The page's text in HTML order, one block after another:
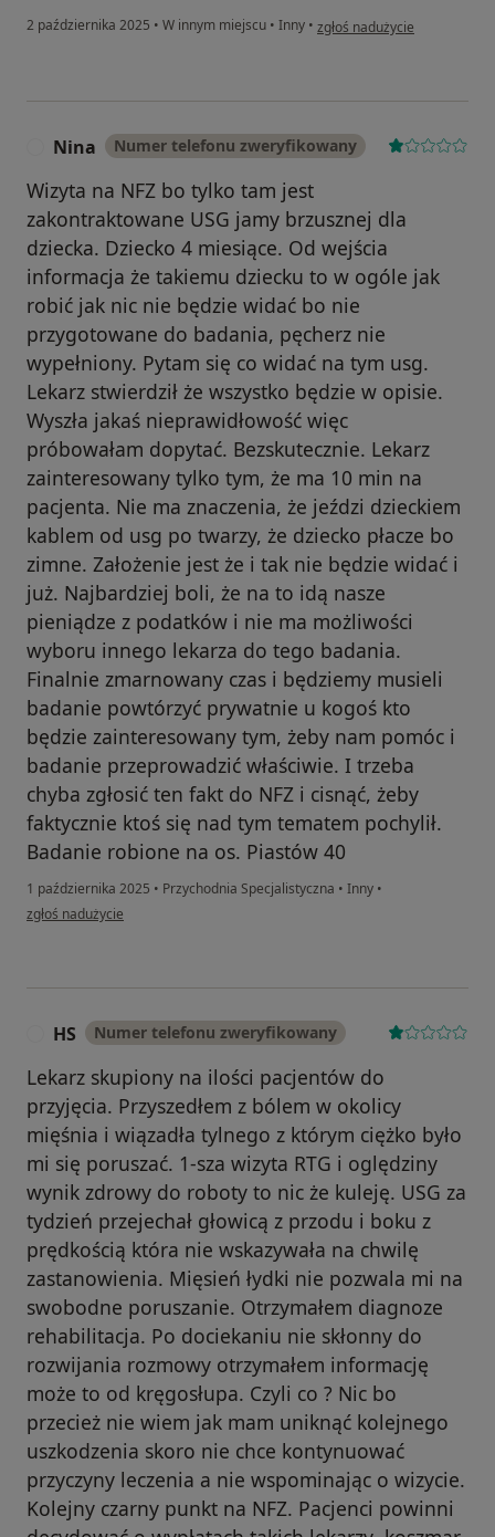
2 października 2025 • W innym miejscu • Inny • w opinii użytkownika Michał
zgłoś nadużycie
Nina Numer telefonu zweryfikowany
Wizyta na NFZ bo tylko tam jest
zakontraktowane USG jamy brzusznej dla
dziecka. Dziecko 4 miesiące. Od wejścia
informacja że takiemu dziecku to w ogóle jak
robić jak nic nie będzie widać bo nie
przygotowane do badania, pęcherz nie
wypełniony. Pytam się co widać na tym usg.
Lekarz stwierdził że wszystko będzie w opisie.
Wyszła jakaś nieprawidłowość więc
próbowałam dopytać. Bezskutecznie. Lekarz
zainteresowany tylko tym, że ma 10 min na
pacjenta. Nie ma znaczenia, że jeździ dzieckiem
kablem od usg po twarzy, że dziecko płacze bo
zimne. Założenie jest że i tak nie będzie widać i
już. Najbardziej boli, że na to idą nasze
pieniądze z podatków i nie ma możliwości
wyboru innego lekarza do tego badania.
Finalnie zmarnowany czas i będziemy musieli
badanie powtórzyć prywatnie u kogoś kto
będzie zainteresowany tym, żeby nam pomóc i
badanie przeprowadzić właściwie. I trzeba
chyba zgłosić ten fakt do NFZ i cisnąć, żeby
faktycznie ktoś się nad tym tematem pochylił.
Badanie robione na os. Piastów 40
1 października 2025 • Przychodnia Specjalistyczna • Inny •
w opinii użytkownika Nina
zgłoś nadużycie
HS Numer telefonu zweryfikowany
Lekarz skupiony na ilości pacjentów do
przyjęcia. Przyszedłem z bólem w okolicy
mięśnia i wiązadła tylnego z którym ciężko było
mi się poruszać. 1-sza wizyta RTG i oględziny
wynik zdrowy do roboty to nic że kuleję. USG za
tydzień przejechał głowicą z przodu i boku z
prędkością która nie wskazywała na chwilę
zastanowienia. Mięsień łydki nie pozwala mi na
swobodne poruszanie. Otrzymałem diagnoze
rehabilitacja. Po dociekaniu nie skłonny do
rozwijania rozmowy otrzymałem informację
może to od kręgosłupa. Czyli co ? Nic bo
przecież nie wiem jak mam uniknąć kolejnego
uszkodzenia skoro nie chce kontynuować
przyczyny leczenia a nie wspominając o wizycie.
Kolejny czarny punkt na NFZ. Pacjenci powinni